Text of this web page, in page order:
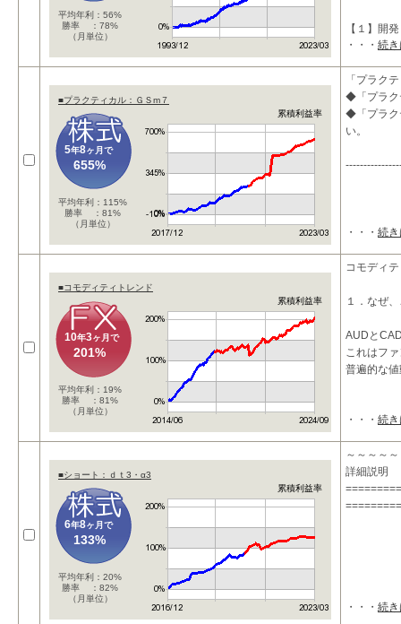
平均年利：56%
勝率 ：78%
（月単位）
【１】開発
・・・ 続
■プラクティカル：ＧＳm７
累積利益率
5年8ヶ月で
655%
平均年利：115%
勝率 ：81%
（月単位）
「プラク
◆「プラク
◆「プラク
い。
・・・ 続
■コモディティトレンド
累積利益率
10年3ヶ月で
201%
平均年利：19%
勝率 ：81%
（月単位）
コモディ
１．なぜ
AUDと
これはフ
普遍的な
・・・ 続
■ショート：ｄｔ3・α3
累積利益率
6年8ヶ月で
133%
平均年利：20%
勝率 ：82%
（月単位）
～～～～
詳細説明
・・・ 続